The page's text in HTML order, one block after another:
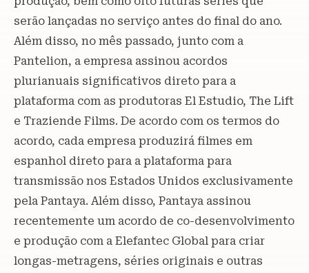
serão lançadas no serviço antes do final do ano.
Além disso, no mês passado, junto com a
Pantelion, a empresa assinou acordos
plurianuais significativos direto para a
plataforma com as produtoras El Estudio, The Lift
e Traziende Films. De acordo com os termos do
acordo, cada empresa produzirá filmes em
espanhol direto para a plataforma para
transmissão nos Estados Unidos exclusivamente
pela Pantaya. Além disso, Pantaya assinou
recentemente um acordo de co-desenvolvimento
e produção com a Elefantec Global para criar
longas-metragens, séries originais e outras